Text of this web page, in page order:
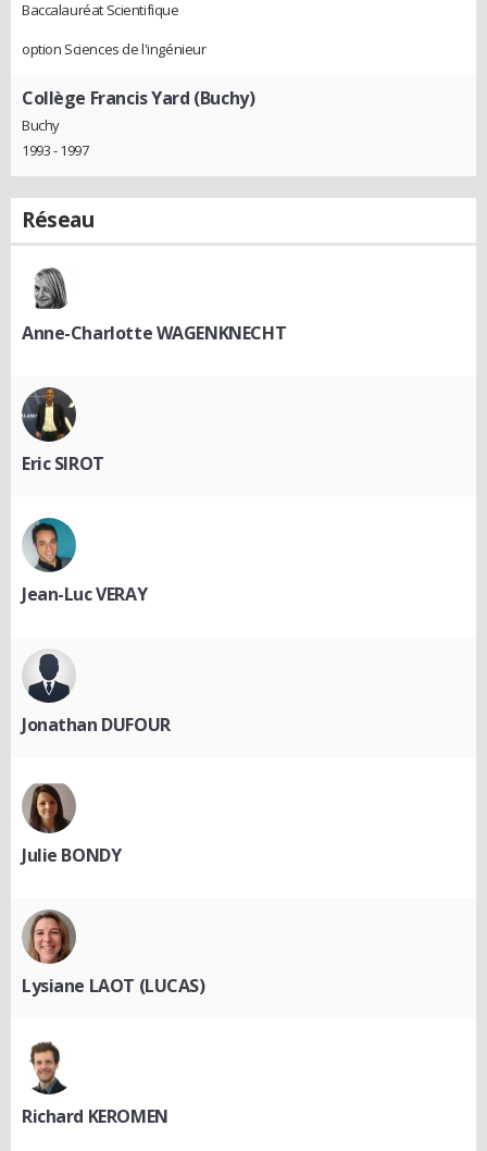
Baccalauréat Scientifique
option Sciences de l'ingénieur
Collège Francis Yard (Buchy)
Buchy
1993 - 1997
Réseau
Anne-Charlotte WAGENKNECHT
Eric SIROT
Jean-Luc VERAY
Jonathan DUFOUR
Julie BONDY
Lysiane LAOT (LUCAS)
Richard KEROMEN